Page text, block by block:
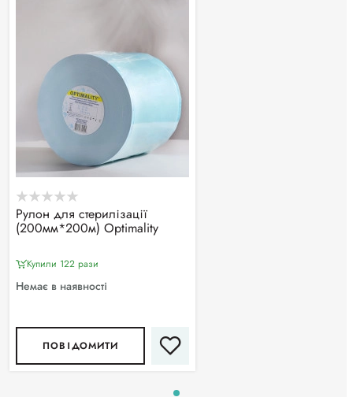
Рулон для стерилізації
(200мм*200м) Optimality
Купили 122 рази
Немає в наявності
ПОВІДОМИТИ